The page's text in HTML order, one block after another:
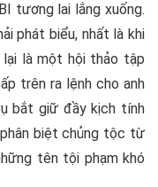
tương lai lắng xuống.
phát biểu, nhất là khi
là một hội thảo tập
trên ra lệnh cho anh
bắt giữ đầy kịch tính
biệt chủng tộc từ
tên tội phạm khó